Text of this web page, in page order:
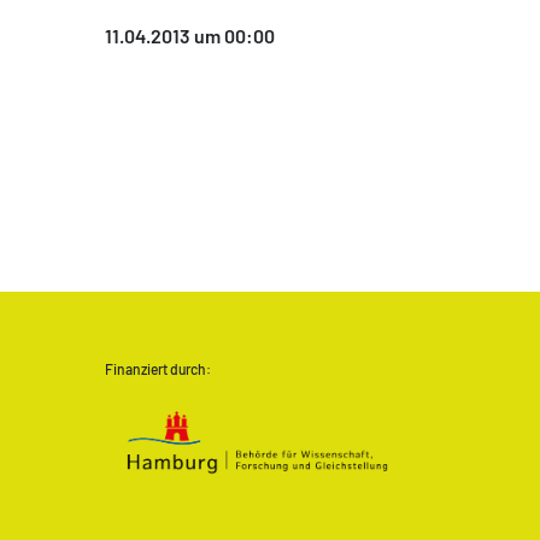
11.04.2013 um 00:00
Finanziert durch: